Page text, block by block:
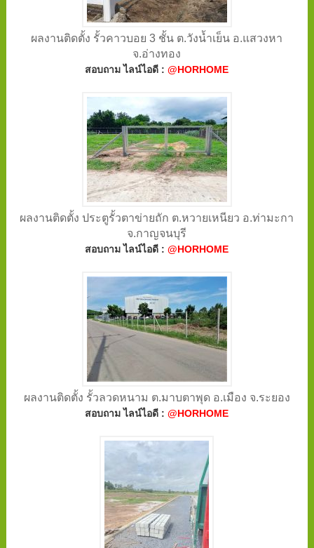
ผลงานติดตั้ง รั้วคาวบอย 3 ชั้น ต.วังน้ำเย็น อ.แสวงหา
จ.อ่างทอง
สอบถาม ไลน์ไอดี :@HORHOME
ผลงานติดตั้ง ประตูรั้วตาข่ายถัก ต.หวายเหนียว อ.ท่ามะกา
จ.กาญจนบุรี
สอบถาม ไลน์ไอดี :@HORHOME
ผลงานติดตั้ง รั้วลวดหนาม ต.มาบตาพุด อ.เมือง จ.ระยอง
สอบถาม ไลน์ไอดี :@HORHOME